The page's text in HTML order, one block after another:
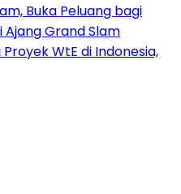
Buka Peluang bagi
Ajang Grand Slam
Proyek WtE di Indonesia,